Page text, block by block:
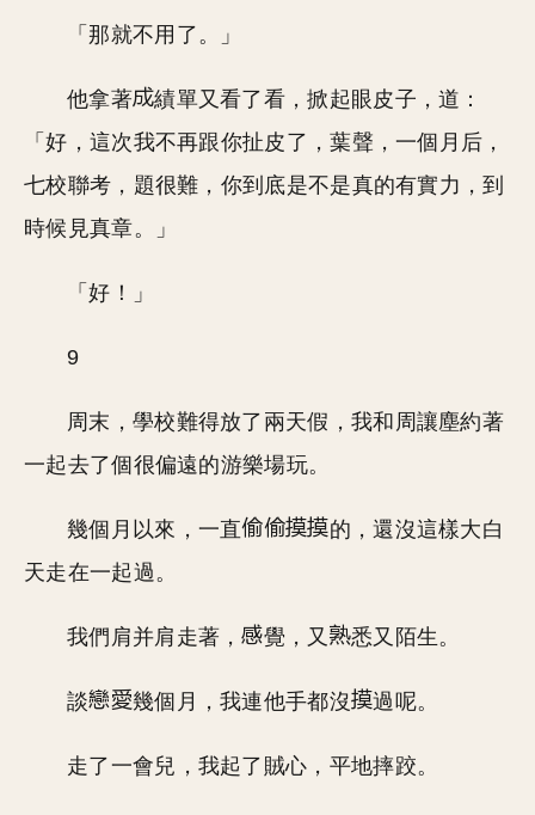
「那就不用了。」
他拿著
績單又看了看，掀起眼皮子，道：
「好，這次我不再跟你扯皮了，葉聲，一個月后，
七校聯考，題很難，你到底是不是真的有實力，到
時候見真章。」
「好！」
9
周末，學校難得放了兩天假，我和周讓塵約著
一起去了個很偏遠的游樂場玩。
幾個月以來，一直
的，還沒這樣大白
天走在一起過。
我們肩并肩走著， 覺，又 悉又陌生。
談 幾個月，我連他手都沒 過呢。
走了一會兒，我起了賊心，平地摔跤。